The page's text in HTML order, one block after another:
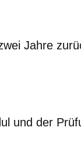
Jahre
und der